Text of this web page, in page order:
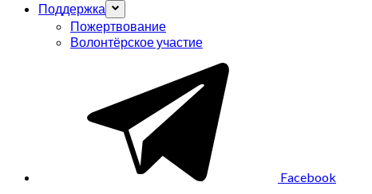
Поддержка
Пожертвование
Волонтёрское участие
Facebook